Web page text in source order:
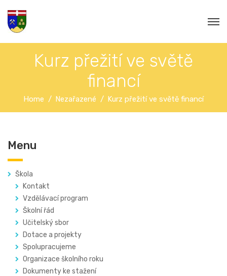
Kurz přežití ve světě
financí
Home Nezařazené Kurz přežití ve světě financí
Menu
Škola
Kontakt
Vzdělávací program
Školní řád
Učitelský sbor
Dotace a projekty
Spolupracujeme
Organizace školního roku
Dokumenty ke stažení